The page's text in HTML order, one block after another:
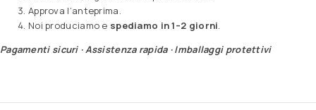
Approva l’anteprima.
Noi produciamo e spediamo in 1–2 giorni.
Pagamenti sicuri · Assistenza rapida · Imballaggi protettivi